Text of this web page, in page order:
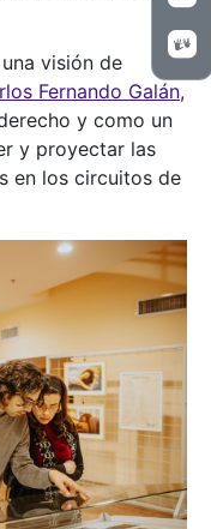
visión de
Fernando Galán,
y como un
y proyectar las
en los circuitos de